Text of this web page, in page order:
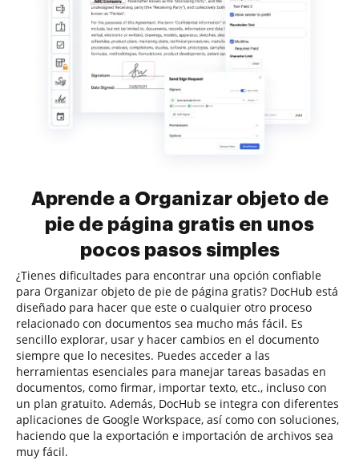
Aprende a Organizar objeto de
pie de página gratis en unos
pocos pasos simples
¿Tienes dificultades para encontrar una opción confiable
para Organizar objeto de pie de página gratis? DocHub está
diseñado para hacer que este o cualquier otro proceso
relacionado con documentos sea mucho más fácil. Es
sencillo explorar, usar y hacer cambios en el documento
siempre que lo necesites. Puedes acceder a las
herramientas esenciales para manejar tareas basadas en
documentos, como firmar, importar texto, etc., incluso con
un plan gratuito. Además, DocHub se integra con diferentes
aplicaciones de Google Workspace, así como con soluciones,
haciendo que la exportación e importación de archivos sea
muy fácil.